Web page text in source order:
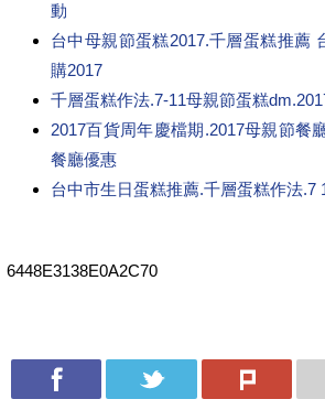
動
台中母親節蛋糕2017.千層蛋糕推薦
購2017
千層蛋糕作法.7-11母親節蛋糕
2017百貨周年慶檔期.2017母親節餐
餐廳優惠
台中市生日蛋糕推薦.千層蛋糕作法.7
6448E3138E0A2C70